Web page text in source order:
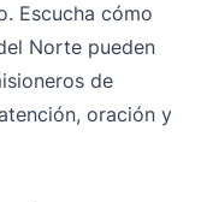
Escucha cómo
Norte pueden
de
oración y